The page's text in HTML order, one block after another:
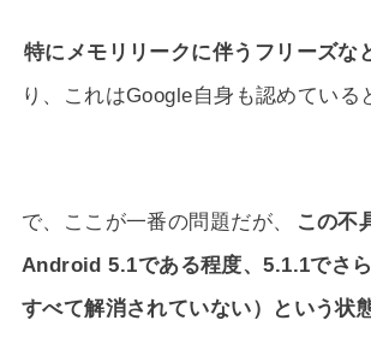
特にメモリリークに伴うフリーズな
り、これはGoogle自身も認めている
で、ここが一番の問題だが、
この不
Android 5.1である程度、5.1.1でさ
すべて解消されていない）という状